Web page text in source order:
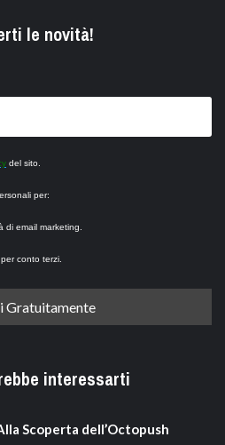
le novità!
del sito.
per:
di email marketing.
conto terzi.
interessarti
Scoperta dell’Octopush